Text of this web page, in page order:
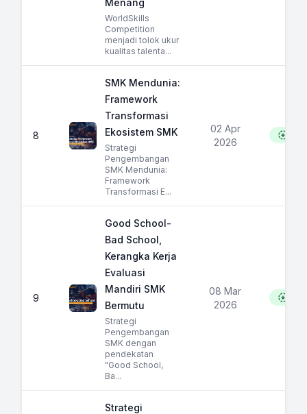
Menang
WorldSkills
Competition
menjadi tolok ukur
kualitas talenta...
8
SMK Mendunia:
Framework
Transformasi
Ekosistem SMK
Strategi
Pengembangan
SMK Mendunia:
Framework
Transformasi E...
02 Apr
2026
9
Good School-
Bad School,
Kerangka Kerja
Evaluasi
Mandiri SMK
Bermutu
Strategi
Pengembangan
SMK dengan
pendekatan
"Good School,
Ba...
08 Mar
2026
Strategi